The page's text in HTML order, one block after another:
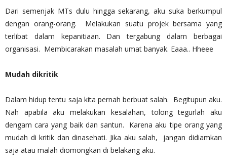
Dari semenjak MTs dulu hingga sekarang, aku suka berkumpul
dengan orang-orang. Melakukan suatu projek bersama yang
terlibat dalam kepanitiaan. Dan tergabung dalam berbagai
organisasi. Membicarakan masalah umat banyak. Eaaa.. Hheee
Mudah dikritik
Dalam hidup tentu saja kita pernah berbuat salah. Begitupun aku.
Nah apabila aku melakukan kesalahan, tolong tegurlah aku
dengam cara yang baik dan santun. Karena aku tipe orang yang
mudah di kritik dan dinasehati. Jika aku salah, jangan didiamkan
saja atau malah diomongkan di belakang aku.